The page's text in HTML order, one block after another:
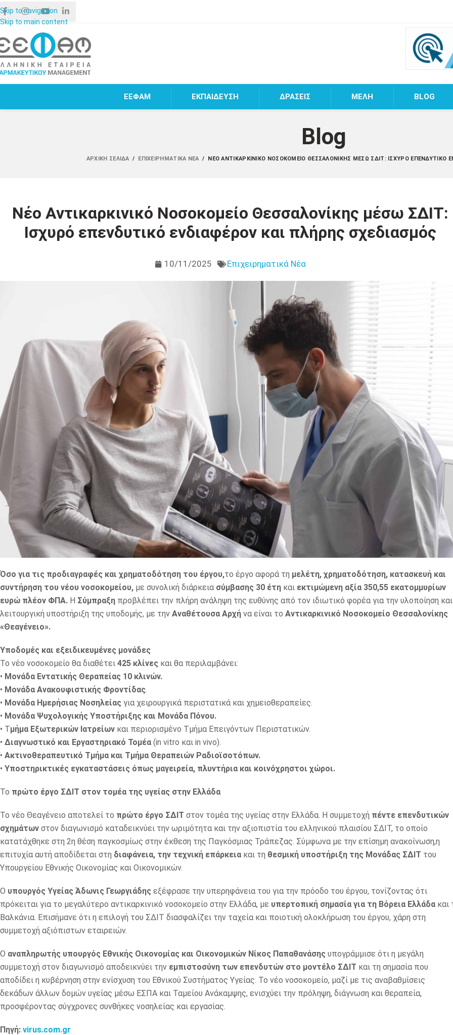
Skip to navigation
Skip to main content
ΕΕΦΑΜ ΕΚΠΑΙΔΕΥΣΗ ΔΡΑΣΕΙΣ MEΛΗ BLOG
Blog
ΑΡΧΙΚΉ ΣΕΛΊΔΑ / ΕΠΙΧΕΙΡΗΜΑΤΙΚΆ ΝΈΑ / ΝΈΟ ΑΝΤΙΚΑΡΚΙΝΙΚΌ ΝΟΣΟΚΟΜΕΊΟ ΘΕΣΣΑΛΟΝΊΚΗΣ ΜΈΣΩ ΣΔΙΤ: ΙΣΧΥΡΌ ΕΠΕΝΔΥΤΙΚΌ
Νέο Αντικαρκινικό Νοσοκομείο Θεσσαλονίκης μέσω ΣΔΙΤ:
Ισχυρό επενδυτικό ενδιαφέρον και πλήρης σχεδιασμός
10/11/2025 Επιχειρηματικά Νέα
Όσο για τις προδιαγραφές και χρηματοδότηση του έργου,το έργο αφορά τη μελέτη, χρηματοδότηση, κατασκευή και
συντήρηση του νέου νοσοκομείου, με συνολική διάρκεια σύμβασης 30 έτη και εκτιμώμενη αξία 350,55 εκατομμυρίων
ευρώ πλέον ΦΠΑ. Η Σύμπραξη προβλέπει την πλήρη ανάληψη της ευθύνης από τον ιδιωτικό φορέα για την υλοποίηση και
λειτουργική υποστήριξη της υποδομής, με την Αναθέτουσα Αρχή να είναι το Αντικαρκινικό Νοσοκομείο Θεσσαλονίκης
«Θεαγένειο».
Υποδομές και εξειδικευμένες μονάδες
Το νέο νοσοκομείο θα διαθέτει 425 κλίνες και θα περιλαμβάνει:
• Μονάδα Εντατικής Θεραπείας 10 κλινών.
• Μονάδα Ανακουφιστικής Φροντίδας
• Μονάδα Ημερήσιας Νοσηλείας για χειρουργικά περιστατικά και χημειοθεραπείες.
• Μονάδα Ψυχολογικής Υποστήριξης και Μονάδα Πόνου.
• Τμήμα Εξωτερικών Ιατρείων και περιορισμένο Τμήμα Επειγόντων Περιστατικών.
• Διαγνωστικό και Εργαστηριακό Τομέα (in vitro και in vivo).
• Ακτινοθεραπευτικό Τμήμα και Τμήμα Θεραπειών Ραδιοϊσοτόπων.
• Υποστηρικτικές εγκαταστάσεις όπως μαγειρεία, πλυντήρια και κοινόχρηστοι χώροι.
Το πρώτο έργο ΣΔΙΤ στον τομέα της υγείας στην Ελλάδα
Το νέο Θεαγένειο αποτελεί το πρώτο έργο ΣΔΙΤ στον τομέα της υγείας στην Ελλάδα. Η συμμετοχή πέντε επενδυτικών
σχημάτων στον διαγωνισμό καταδεικνύει την ωριμότητα και την αξιοπιστία του ελληνικού πλαισίου ΣΔΙΤ, το οποίο
κατατάχθηκε στη 2η θέση παγκοσμίως στην έκθεση της Παγκόσμιας Τράπεζας. Σύμφωνα με την επίσημη ανακοίνωση,η
επιτυχία αυτή αποδίδεται στη διαφάνεια, την τεχνική επάρκεια και τη θεσμική υποστήριξη της Μονάδας ΣΔΙΤ του
Υπουργείου Εθνικής Οικονομίας και Οικονομικών.
Ο υπουργός Υγείας Άδωνις Γεωργιάδης εξέφρασε την υπερηφάνεια του για την πρόοδο του έργου, τονίζοντας ότι
πρόκειται για το μεγαλύτερο αντικαρκινικό νοσοκομείο στην Ελλάδα, με υπερτοπική σημασία για τη Βόρεια Ελλάδα και
Βαλκάνια. Επισήμανε ότι η επιλογή του ΣΔΙΤ διασφαλίζει την ταχεία και ποιοτική ολοκλήρωση του έργου, χάρη στη
συμμετοχή αξιόπιστων εταιρειών.
Ο αναπληρωτής υπουργός Εθνικής Οικονομίας και Οικονομικών Νίκος Παπαθανάσης υπογράμμισε ότι η μεγάλη
συμμετοχή στον διαγωνισμό αποδεικνύει την εμπιστοσύνη των επενδυτών στο μοντέλο ΣΔΙΤ και τη σημασία που
αποδίδει η κυβέρνηση στην ενίσχυση του Εθνικού Συστήματος Υγείας. Το νέο νοσοκομείο, μαζί με τις αναβαθμίσεις
δεκάδων άλλων δομών υγείας μέσω ΕΣΠΑ και Ταμείου Ανάκαμψης, ενισχύει την πρόληψη, διάγνωση και θεραπεία,
προσφέροντας σύγχρονες συνθήκες νοσηλείας και εργασίας.
Πηγή: virus.com.gr